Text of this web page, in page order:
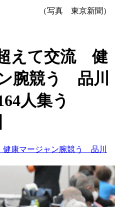
（写真 東京新聞）
えて交流 健
腕競う 品川
人集う
康マージャン腕競う 品川